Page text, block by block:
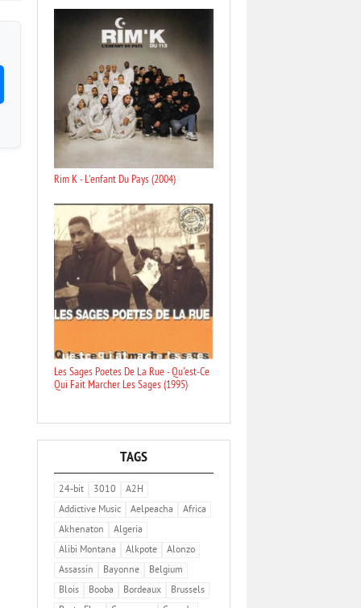
Rim K - L'enfant Du Pays (2004)
Les Sages Poetes De La Rue - Qu'est-Ce
Qui Fait Marcher Les Sages (1995)
TAGS
24-bit 3010
A2H
Addictive Music
Aelpeacha
Africa
Akhenaton
Algeria
Alibi Montana
Alkpote
Alonzo
Assassin
Bayonne
Belgium
Blois
Booba Bordeaux
Brussels